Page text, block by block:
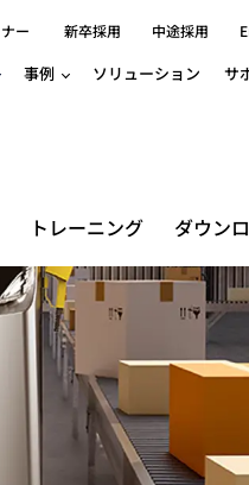
ー 新卒採用 中途採用
ソフトウェアPLC /
HMI
IIoT対応 CODESYS搭
TRITON
事例
Gocator
CODESYS
ソリューション サ
イベントカレンダー
FAQ
トレーニング動画
HALCON / MERLIC
トレーニング動画
Teledyne
トレーニング ダウン